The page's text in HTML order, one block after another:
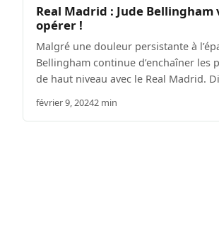
Real Madrid : Jude Bellingham
opérer !
Malgré une douleur persistante à
Bellingham continue d’enchaîner les
de haut niveau avec le Real Madrid.
février 9, 20242 min